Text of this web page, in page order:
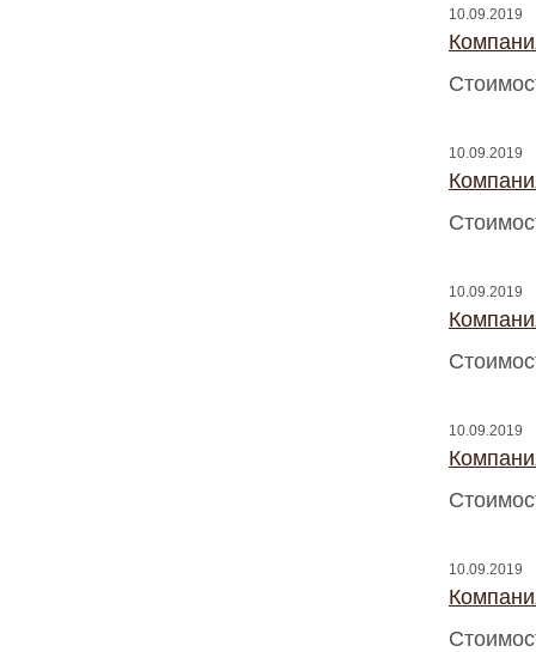
10.09.2019
10.09.2019
10.09.2019
10.09.2019
10.09.2019